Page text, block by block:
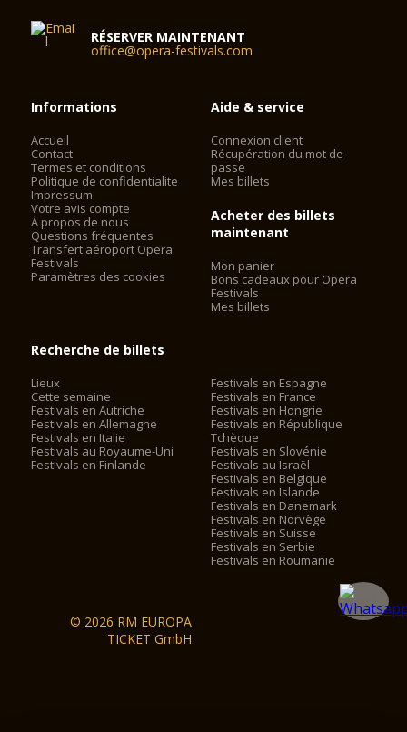
RÉSERVER MAINTENANT
office@opera-festivals.com
Informations
Accueil
Contact
Termes et conditions
Politique de confidentialite
Impressum
Votre avis compte
À propos de nous
Questions fréquentes
Transfert aéroport Opera
Festivals
Paramètres des cookies
Aide & service
Connexion client
Récupération du mot de
passe
Mes billets
Acheter des billets
maintenant
Mon panier
Bons cadeaux pour Opera
Festivals
Mes billets
Recherche de billets
Lieux
Cette semaine
Festivals en Autriche
Festivals en Allemagne
Festivals en Italie
Festivals au Royaume-Uni
Festivals en Finlande
Festivals en Espagne
Festivals en France
Festivals en Hongrie
Festivals en République
Tchèque
Festivals en Slovénie
Festivals au Israël
Festivals en Belgique
Festivals en Islande
Festivals en Danemark
Festivals en Norvège
Festivals en Suisse
Festivals en Serbie
Festivals en Roumanie
© 2026 RM EUROPA
TICKET GmbH